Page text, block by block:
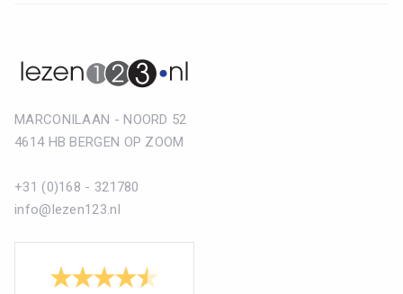
MARCONILAAN - NOORD 52
4614 HB BERGEN OP ZOOM
+31 (0)168 - 321780
info@lezen123.nl